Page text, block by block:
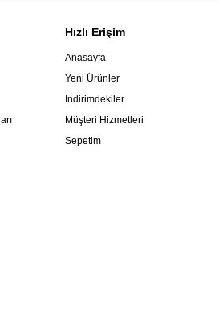
Hızlı Erişim
Anasayfa
Yeni Ürünler
İndirimdekiler
Müşteri Hizmetleri
Sepetim